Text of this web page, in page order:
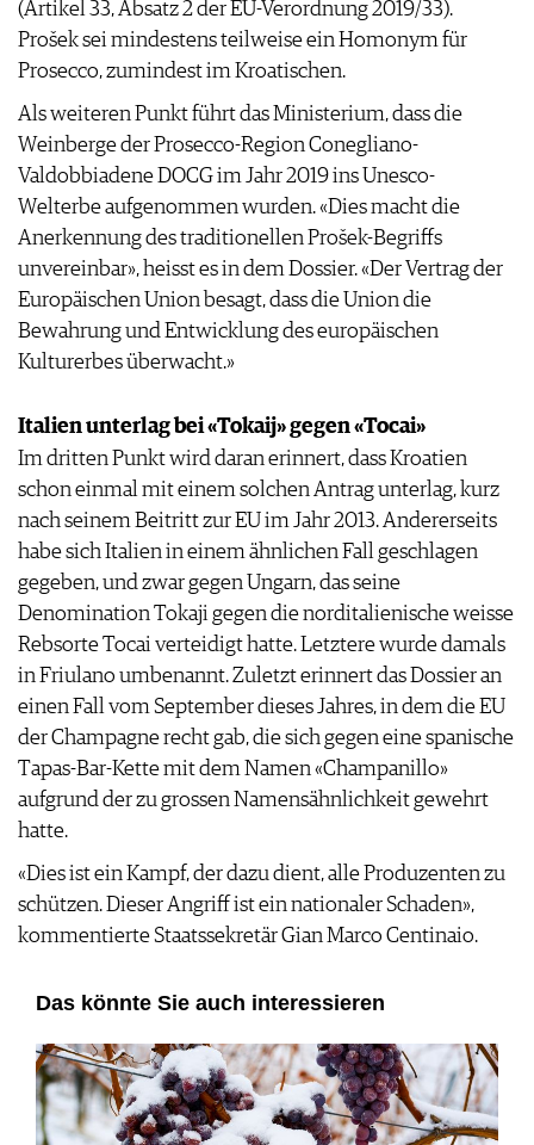
(Artikel 33, Absatz 2 der EU-Verordnung 2019/33).
Prošek sei mindestens teilweise ein Homonym für
Prosecco, zumindest im Kroatischen.
Als weiteren Punkt führt das Ministerium, dass die
Weinberge der Prosecco-Region Conegliano-
Valdobbiadene DOCG im Jahr 2019 ins Unesco-
Welterbe aufgenommen wurden. «Dies macht die
Anerkennung des traditionellen Prošek-Begriffs
unvereinbar», heisst es in dem Dossier. «Der Vertrag der
Europäischen Union besagt, dass die Union die
Bewahrung und Entwicklung des europäischen
Kulturerbes überwacht.»
Italien unterlag bei «Tokaij» gegen «Tocai»
Im dritten Punkt wird daran erinnert, dass Kroatien
schon einmal mit einem solchen Antrag unterlag, kurz
nach seinem Beitritt zur EU im Jahr 2013. Andererseits
habe sich Italien in einem ähnlichen Fall geschlagen
gegeben, und zwar gegen Ungarn, das seine
Denomination Tokaji gegen die norditalienische weisse
Rebsorte Tocai verteidigt hatte. Letztere wurde damals
in Friulano umbenannt. Zuletzt erinnert das Dossier an
einen Fall vom September dieses Jahres, in dem die EU
der Champagne recht gab, die sich gegen eine spanische
Tapas-Bar-Kette mit dem Namen «Champanillo»
aufgrund der zu grossen Namensähnlichkeit gewehrt
hatte.
«Dies ist ein Kampf, der dazu dient, alle Produzenten zu
schützen. Dieser Angriff ist ein nationaler Schaden»,
kommentierte Staatssekretär Gian Marco Centinaio.
Das könnte Sie auch interessieren